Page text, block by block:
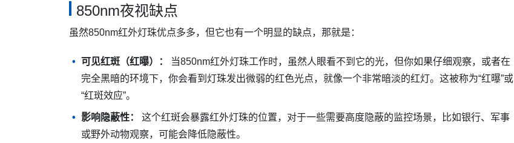
850nm夜视缺点
虽然850nm红外灯珠优点多多，但它也有一个明显的缺点，那就是：
可见红斑（红曝）：
当850nm红外灯珠工作时，虽然人眼看不到它的光，但你如果仔细观察，或者在
完全黑暗的环境下，你会看到灯珠发出微弱的红色光点，就像一个非常暗淡的红灯。这被称为“红曝”或
“红斑效应”。
影响隐蔽性：
这个红斑会暴露红外灯珠的位置，对于一些需要高度隐蔽的监控场景，比如银行、军事
或野外动物观察，可能会降低隐蔽性。